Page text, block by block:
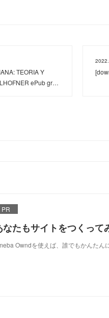
TEORIA Y
ePub gr…
PR
なたもサイトをつくって
Owndを使えば、誰でもかんたん